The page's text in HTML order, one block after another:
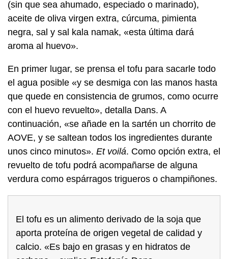
(sin que sea ahumado, especiado o marinado),
aceite de oliva virgen extra, cúrcuma, pimienta
negra, sal y sal kala namak, «esta última dará
aroma al huevo».
En primer lugar, se prensa el tofu para sacarle todo
el agua posible «y se desmiga con las manos hasta
que quede en consistencia de grumos, como ocurre
con el huevo revuelto», detalla Dans. A
continuación, «se añade en la sartén un chorrito de
AOVE, y se saltean todos los ingredientes durante
unos cinco minutos». Et voilá. Como opción extra, el
revuelto de tofu podrá acompañarse de alguna
verdura como espárragos trigueros o champiñones.
El tofu es un alimento derivado de la soja que
aporta proteína de origen vegetal de calidad y
calcio. «Es bajo en grasas y en hidratos de